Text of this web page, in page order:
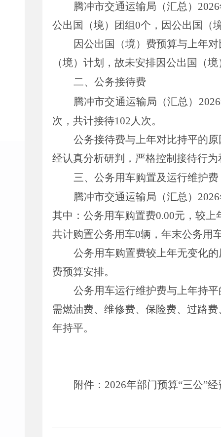
腾冲市交通运输局（汇总） 2026
公出国（境）团组0个，因公出国（
因公出国（境）费预算与上年
（境）计划，故未安排因公出国（
二、 公务接待费
腾冲市交通运输局（汇总） 2026
次，共计接待102人次。
公务接待费与上年对比持平的
经认真分析研判 ， 严格控制接待行
三、 公务用车购置及运行维护费
腾冲市交通运输局（汇总） 2026
其中：公务用车购置费0.00元，较上
共计购置公务用车0辆，年末公务用
公务用车购置费较上年无变化
费预算安排。
公务用车运行维护费与上年持
需燃油费、维修费、保险费、过路
年持平。
附件 ： 2026年部门预算“三公”经